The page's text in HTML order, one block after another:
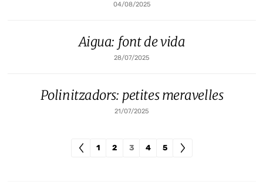
04/08/2025
Aigua: font de vida
28/07/2025
Polinitzadors: petites meravelles
21/07/2025
1 2 3 4 5